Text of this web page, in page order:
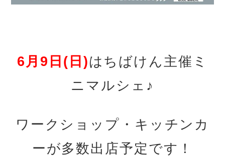
6月9日(日)はちばけん主催ミ
ニマルシェ♪
ワークショップ・キッチンカ
ーが多数出店予定です！